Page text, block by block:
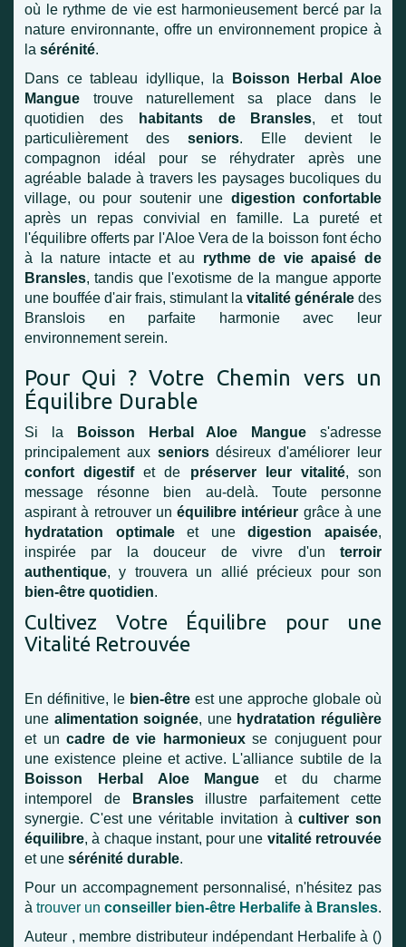
où le rythme de vie est harmonieusement bercé par la
nature environnante, offre un environnement propice à
la sérénité.
Dans ce tableau idyllique, la
Boisson Herbal Aloe
Mangue trouve naturellement sa place dans le
quotidien des
habitants de Bransles, et tout
particulièrement des seniors. Elle devient le
compagnon idéal pour se réhydrater après une
agréable balade à travers les paysages bucoliques du
village, ou pour soutenir une digestion confortable
après un repas convivial en famille. La pureté et
l'équilibre offerts par l'Aloe Vera de la boisson font écho
à la nature intacte et au rythme de vie apaisé de
Bransles, tandis que l'exotisme de la mangue apporte
une bouffée d'air frais, stimulant la vitalité générale des
Branslois en parfaite harmonie avec leur
environnement serein.
Pour Qui ? Votre Chemin vers un
Équilibre Durable
Si la Boisson Herbal Aloe Mangue s'adresse
principalement aux seniorsdésireux d'améliorer leur
confort digestifet de préserver leur vitalité, son
message résonne bien au-delà. Toute personne
aspirant à retrouver un équilibre intérieur grâce à une
hydratation optimaleet unedigestion apaisée,
inspirée par la douceur de vivre d'un terroir
authentique, y trouvera un allié précieux pour son
bien-être quotidien.
Cultivez Votre Équilibre pour une
Vitalité Retrouvée
En définitive, le bien-être est une approche globale où
une alimentation soignée, une hydratation régulière
et un cadre de vie harmonieuxse conjuguent pour
une existence pleine et active. L'alliance subtile de la
Boisson Herbal Aloe Mangue et du charme
intemporel de
Branslesillustre parfaitement cette
synergie. C'est une véritable invitation àcultiver son
équilibre, à chaque instant, pour une vitalité retrouvée
et une sérénité durable.
Pour un accompagnement personnalisé, n'hésitez pas
à trouver un conseiller bien-être Herbalife à Bransles.
Auteur , membre distributeur indépendant Herbalife à ()